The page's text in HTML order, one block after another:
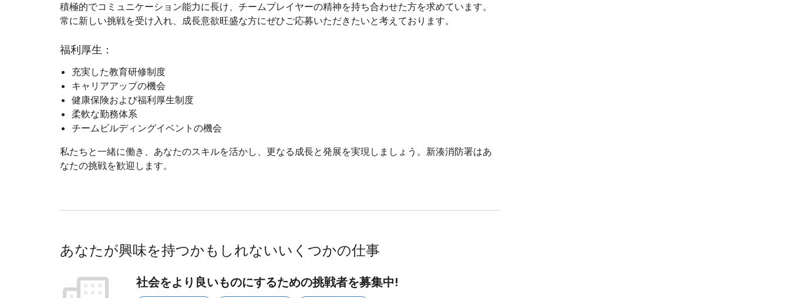
積極的でコミュニケーション能力に長け、チームプレイヤーの精神を持ち合わせた方を求めています。
常に新しい挑戦を受け入れ、成長意欲旺盛な方にぜひご応募いただきたいと考えております。
福利厚生：
充実した教育研修制度
キャリアアップの機会
健康保険および福利厚生制度
柔軟な勤務体系
チームビルディングイベントの機会
私たちと一緒に働き、あなたのスキルを活かし、更なる成長と発展を実現しましょう。新湊消防署はあ
なたの挑戦を歓迎します。
あなたが興味を持つかもしれないいくつかの仕事
社会をより良いものにするための挑戦者を募集中!